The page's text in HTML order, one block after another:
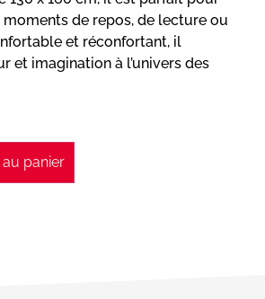
de repos, de lecture ou
et réconfortant, il
et imagination à l’univers des
panier